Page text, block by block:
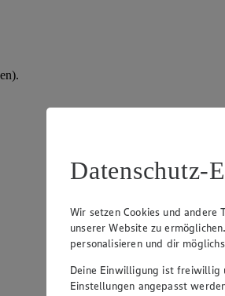
Datenschutz-
Wir setzen Cookies und andere
unserer Website zu
personalisieren und dir
Deine Einwilligung ist freiwillig
Einstellungen angepasst